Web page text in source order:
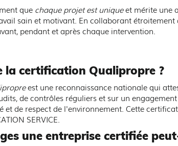
que chaque projet est uniqueet mérite une
sain et motivant. En collaborant
pendant et après chaque intervention.
la certification Qualipropre ?
est une reconnaissance nationale qui
de contrôles réguliers et sur un
et de respect de l'environnement. Cette
SERVICE.
une entreprise certifiée